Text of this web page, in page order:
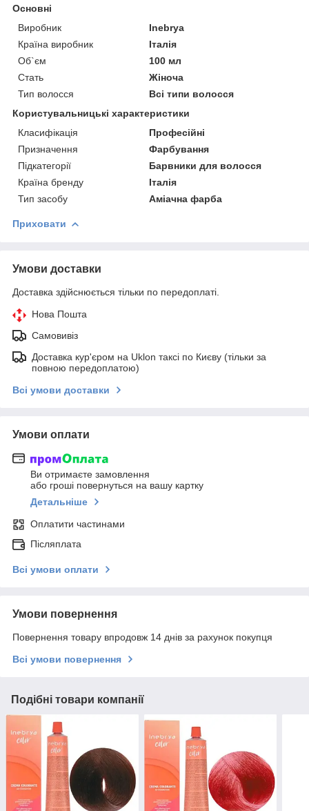
Основні
Виробник
Inebrya
Країна виробник
Італія
Об`єм
100 мл
Стать
Жіноча
Тип волосся
Всі типи волосся
Користувальницькі характеристики
Класифікація
Професійні
Призначення
Фарбування
Підкатегорії
Барвники для волосся
Країна бренду
Італія
Тип засобу
Аміачна фарба
Приховати
Умови доставки
Доставка здійснюється тільки по передоплаті.
Нова Пошта
Самовивіз
Доставка кур'єром на Uklon таксі по Києву (тільки за
повною передоплатою)
Всі умови доставки
Умови оплати
Ви отримаєте замовлення
або гроші повернуться на вашу картку
Детальніше
Оплатити частинами
Післяплата
Всі умови оплати
Умови повернення
Повернення товару впродовж 14 днів за рахунок покупця
Всі умови повернення
Подібні товари компанії